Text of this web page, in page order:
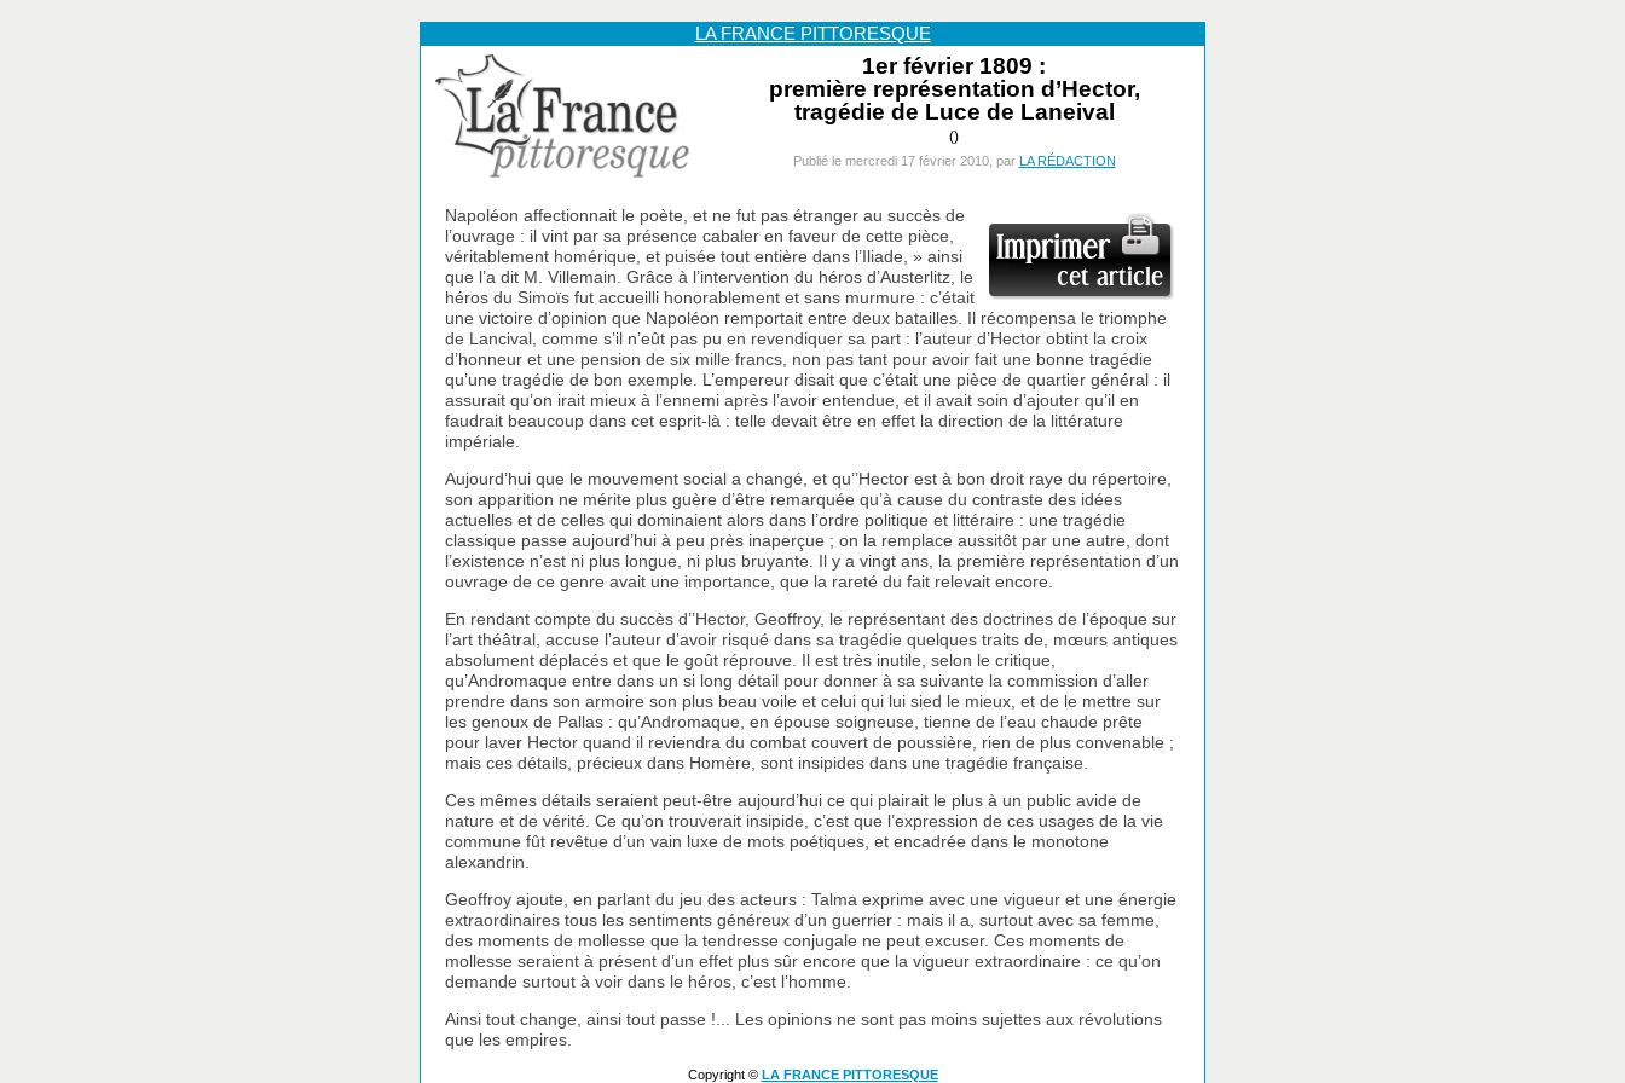
LA FRANCE PITTORESQUE
1er février 1809 :
première représentation d’Hector,
tragédie de Luce de Laneival
()
Publié le mercredi 17 février 2010, par LA RÉDACTION
Napoléon affectionnait le poète, et ne fut pas étranger au succès de
l’ouvrage : il vint par sa présence cabaler en faveur de cette pièce,
véritablement homérique, et puisée tout entière dans l’Iliade, » ainsi
que l’a dit M. Villemain. Grâce à l’intervention du héros d’Austerlitz, le
héros du Simoïs fut accueilli honorablement et sans murmure : c’était
une victoire d’opinion que Napoléon remportait entre deux batailles. Il récompensa le triomphe
de Lancival, comme s’il n’eût pas pu en revendiquer sa part : l’auteur d’Hector obtint la croix
d’honneur et une pension de six mille francs, non pas tant pour avoir fait une bonne tragédie
qu’une tragédie de bon exemple. L’empereur disait que c’était une pièce de quartier général : il
assurait qu’on irait mieux à l’ennemi après l’avoir entendue, et il avait soin d’ajouter qu’il en
faudrait beaucoup dans cet esprit-là : telle devait être en effet la direction de la littérature
impériale.
Aujourd’hui que le mouvement social a changé, et qu’’Hector est à bon droit raye du répertoire,
son apparition ne mérite plus guère d’être remarquée qu’à cause du contraste des idées
actuelles et de celles qui dominaient alors dans l’ordre politique et littéraire : une tragédie
classique passe aujourd’hui à peu près inaperçue ; on la remplace aussitôt par une autre, dont
l’existence n’est ni plus longue, ni plus bruyante. Il y a vingt ans, la première représentation d’un
ouvrage de ce genre avait une importance, que la rareté du fait relevait encore.
En rendant compte du succès d’’Hector, Geoffroy, le représentant des doctrines de l’époque sur
l’art théâtral, accuse l’auteur d’avoir risqué dans sa tragédie quelques traits de, mœurs antiques
absolument déplacés et que le goût réprouve. Il est très inutile, selon le critique,
qu’Andromaque entre dans un si long détail pour donner à sa suivante la commission d’aller
prendre dans son armoire son plus beau voile et celui qui lui sied le mieux, et de le mettre sur
les genoux de Pallas : qu’Andromaque, en épouse soigneuse, tienne de l’eau chaude prête
pour laver Hector quand il reviendra du combat couvert de poussière, rien de plus convenable ;
mais ces détails, précieux dans Homère, sont insipides dans une tragédie française.
Ces mêmes détails seraient peut-être aujourd’hui ce qui plairait le plus à un public avide de
nature et de vérité. Ce qu’on trouverait insipide, c’est que l’expression de ces usages de la vie
commune fût revêtue d’un vain luxe de mots poétiques, et encadrée dans le monotone
alexandrin.
Geoffroy ajoute, en parlant du jeu des acteurs : Talma exprime avec une vigueur et une énergie
extraordinaires tous les sentiments généreux d’un guerrier : mais il a, surtout avec sa femme,
des moments de mollesse que la tendresse conjugale ne peut excuser. Ces moments de
mollesse seraient à présent d’un effet plus sûr encore que la vigueur extraordinaire : ce qu’on
demande surtout à voir dans le héros, c’est l’homme.
Ainsi tout change, ainsi tout passe !... Les opinions ne sont pas moins sujettes aux révolutions
que les empires.
Copyright © LA FRANCE PITTORESQUE